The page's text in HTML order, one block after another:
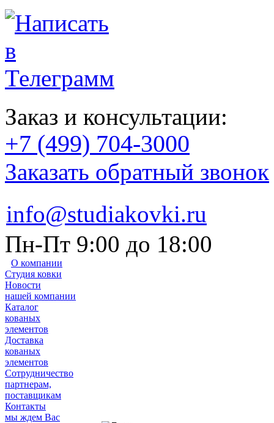
Заказ и консультации:
+7 (499) 704-3000
Заказать обратный звонок
info@studiakovki.ru
Пн-Пт 9:00 до 18:00
О компании
Студия ковки
Новости
нашей компании
Каталог
кованых
элементов
Доставка
кованых
элементов
Сотрудничество
партнерам,
поставщикам
Контакты
мы ждем Вас